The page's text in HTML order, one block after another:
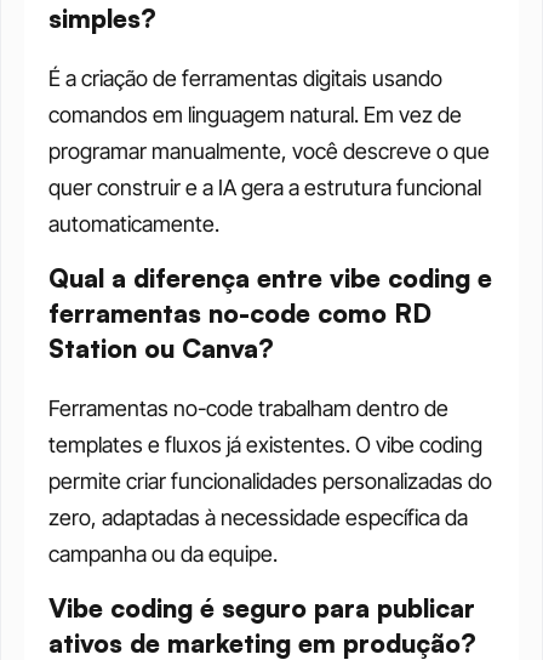
simples?
É a criação de ferramentas digitais usando
comandos em linguagem natural. Em vez de
programar manualmente, você descreve o que
quer construir e a IA gera a estrutura funcional
automaticamente.
Qual a diferença entre vibe coding e
ferramentas no-code como RD
Station ou Canva?
Ferramentas no-code trabalham dentro de
templates e fluxos já existentes. O vibe coding
permite criar funcionalidades personalizadas do
zero, adaptadas à necessidade específica da
campanha ou da equipe.
Vibe coding é seguro para publicar
ativos de marketing em produção?